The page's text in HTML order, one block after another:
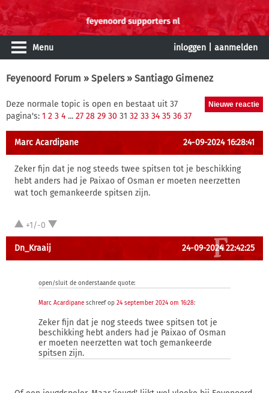
Menu inloggen aanmelden
Feyenoord Forum » Spelers» Santiago Gimenez
Deze normale topic is open en bestaat uit 37
pagina's: 1 2 3 4 ... 27 28 29 30 31 32 33 34 35 36 37
Marc Acardipane 24-09-2024 16:28:41
Zeker fijn dat je nog steeds twee spitsen tot je beschikking
hebt anders had je Paixao of Osman er moeten neerzetten
wat toch gemankeerde spitsen zijn.
+1/-0
Dn_Kraaij 24-09-2024 22:42:25
open/sluit de onderstaande quote:
Marc Acardipane schreef op 24 september 2024 om 16:28:
Zeker fijn dat je nog steeds twee spitsen tot je
beschikking hebt anders had je Paixao of Osman
er moeten neerzetten wat toch gemankeerde
spitsen zijn.